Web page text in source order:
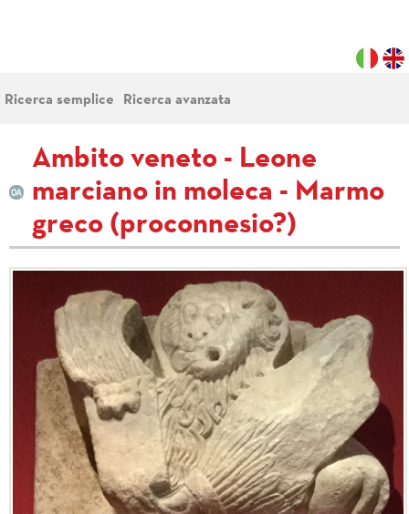
Ricerca semplice Ricerca avanzata
Ambito veneto - Leone
marciano in moleca - Marmo
greco (proconnesio?)